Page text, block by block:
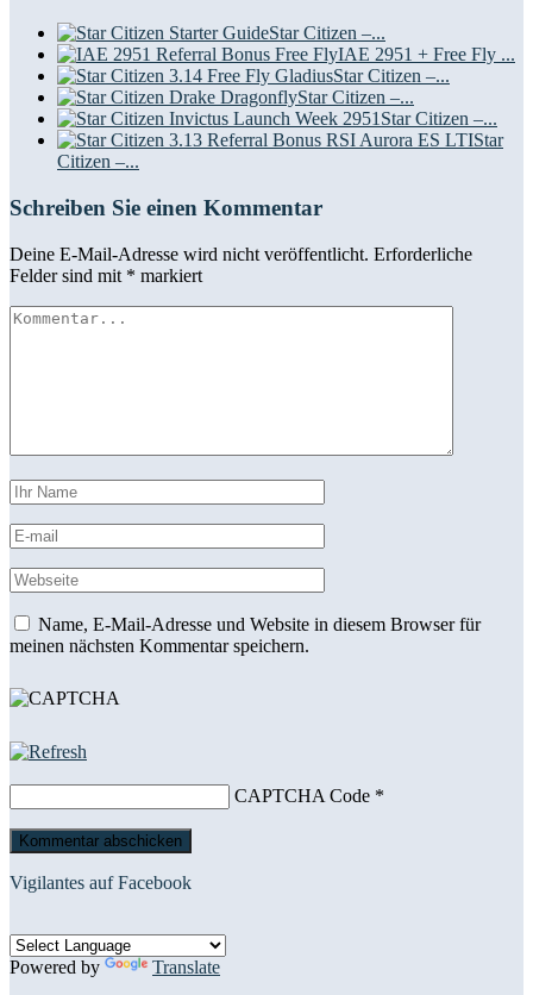
Star Citizen –...
IAE 2951 + Free Fly ...
Star Citizen –...
Star Citizen –...
Star Citizen –...
Star
Citizen –...
Schreiben Sie einen Kommentar
Deine E-Mail-Adresse wird nicht veröffentlicht. Erforderliche
Felder sind mit * markiert
Name, E-Mail-Adresse und Website in diesem Browser für
meinen nächsten Kommentar speichern.
CAPTCHA Code *
Vigilantes auf Facebook
Powered by
Translate